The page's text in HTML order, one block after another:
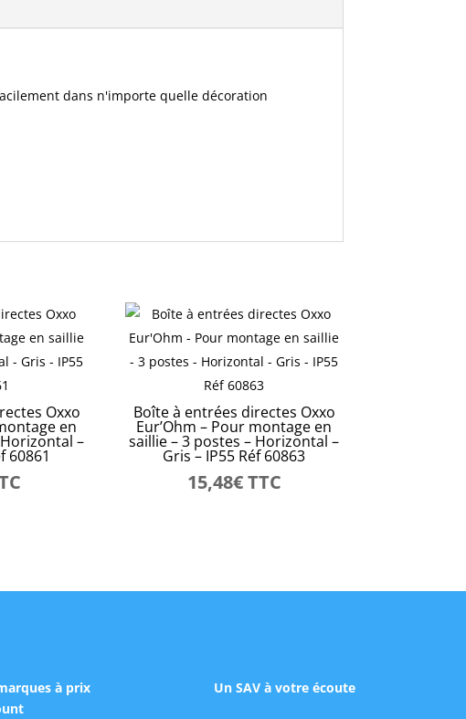
dans n'importe quelle décoration
Oxxo
en
–
60861
Boîte à entrées directes Oxxo
Eur’Ohm – Pour montage en
saillie – 3 postes – Horizontal –
Gris – IP55 Réf 60863
15,48€TTC
à prix
Un SAV à votre écoute